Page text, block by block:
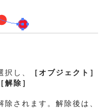
し、
［オブジェクト］
［解除］
されます。解除後は、